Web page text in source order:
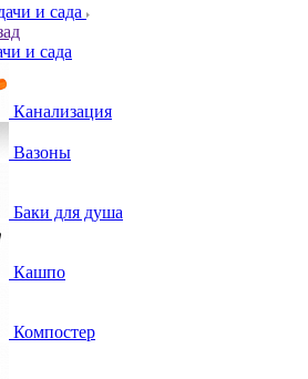
и сада
и сада
Канализация
Вазоны
Баки для душа
Кашпо
Компостер